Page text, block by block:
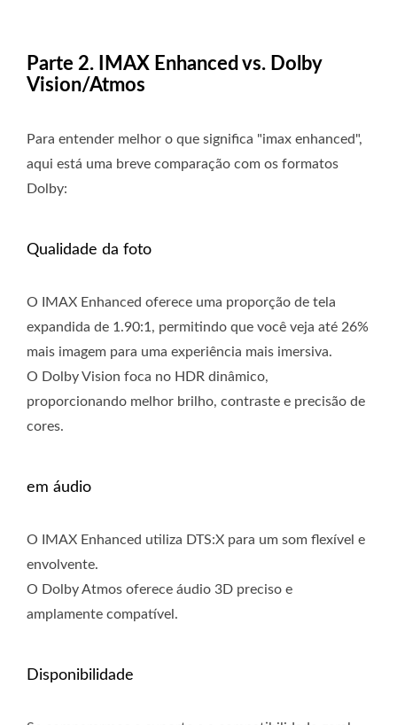
Parte 2. IMAX Enhanced vs. Dolby
Vision/Atmos
Para entender melhor o que significa "imax enhanced",
aqui está uma breve comparação com os formatos
Dolby:
Qualidade da foto
O IMAX Enhanced oferece uma proporção de tela
expandida de 1.90:1, permitindo que você veja até 26%
mais imagem para uma experiência mais imersiva.
O Dolby Vision foca no HDR dinâmico,
proporcionando melhor brilho, contraste e precisão de
cores.
em áudio
O IMAX Enhanced utiliza DTS:X para um som flexível e
envolvente.
O Dolby Atmos oferece áudio 3D preciso e
amplamente compatível.
Disponibilidade